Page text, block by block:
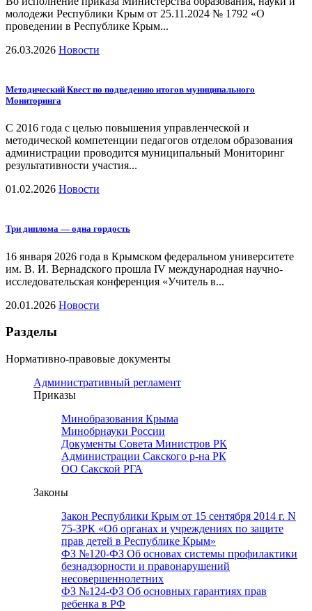
молодежи Республики Крым от 25.11.2024 № 1792 «О
проведении в Республике Крым...
26.03.2026 Новости
Методический Квест по подведению итогов муниципального
Мониторинга
С 2016 года с целью повышения управленческой и
методической компетенции педагогов отделом образования
администрации проводится муниципальный Мониторинг
результативности участия...
01.02.2026 Новости
Три диплома — одна гордость
16 января 2026 года в Крымском федеральном университете
им. В. И. Вернадского прошла IV международная научно-
исследовательская конференция «Учитель в...
20.01.2026 Новости
Разделы
Нормативно-правовые документы
Административный регламент
Приказы
Минобразования Крыма
Минобрнауки России
Документы Совета Министров РК
Администрации Сакского р-на РК
ОО Сакской РГА
Законы
Закон Республики Крым от 15 сентября 2014 г. N
75-ЗРК «Об органах и учреждениях по защите
прав детей в Республике Крым»
ФЗ №120-ФЗ Об основах системы профилактики
безнадзорности и правонарушений
несовершеннолетних
ФЗ №124-ФЗ Об основных гарантиях прав
ребенка в РФ